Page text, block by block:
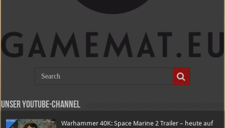
Unser Youtube-Channel
Warhammer 40K: Space Marine 2 Trailer – heute auf